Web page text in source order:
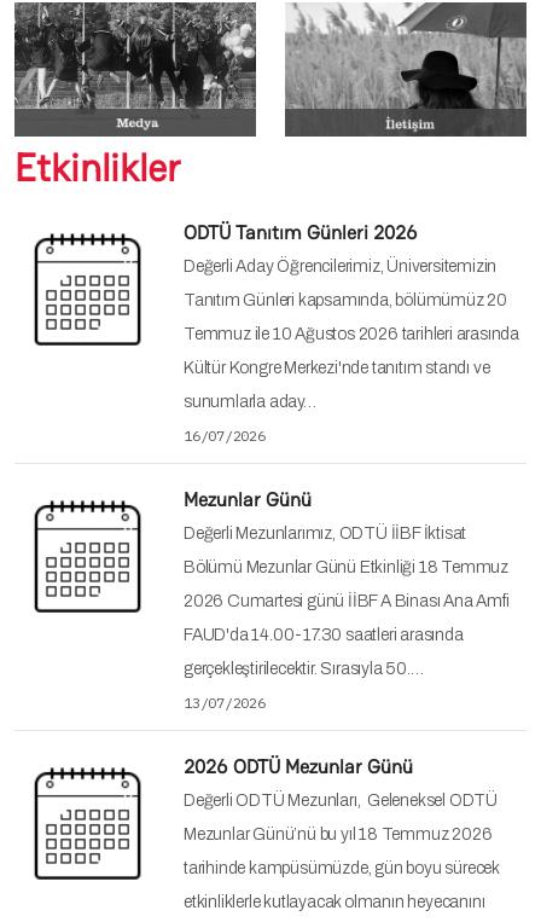
Etkinlikler
ODTÜ Tanıtım Günleri 2026
Değerli Aday Öğrencilerimiz, Üniversitemizin
Tanıtım Günleri kapsamında, bölümümüz 20
Temmuz ile 10 Ağustos 2026 tarihleri arasında
Kültür Kongre Merkezi'nde tanıtım standı ve
sunumlarla aday…
16/07/2026
Mezunlar Günü
Değerli Mezunlarımız, ODTÜ İİBF İktisat
Bölümü Mezunlar Günü Etkinliği 18 Temmuz
2026 Cumartesi günü İİBF A Binası Ana Amfi
FAUD'da 14.00-17.30 saatleri arasında
gerçekleştirilecektir. Sırasıyla 50.…
13/07/2026
2026 ODTÜ Mezunlar Günü
Değerli ODTÜ Mezunları, Geleneksel ODTÜ
Mezunlar Günü’nü bu yıl 18 Temmuz 2026
tarihinde kampüsümüzde, gün boyu sürecek
etkinliklerle kutlayacak olmanın heyecanını